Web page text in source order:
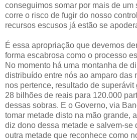
conseguimos somar por mais de um
corre o risco de fugir do nosso
recursos escusos já estão se
É essa apropriação que devemos
forma escabrosa como o processo
No momento há uma montanha de
distribuído entre nós ao amparo das
nos pertence, resultado de
28 bilhões de reais para 120.000
dessas sobras. E o Governo, via
tomar metade disto na mão grande,
diz dono dessa metade e salvem-se
outra metade que reconhece como